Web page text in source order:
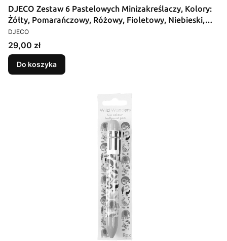
DJECO Zestaw 6 Pastelowych Minizakreślaczy, Kolory:
Żółty, Pomarańczowy, Różowy, Fioletowy, Niebieski,
Zielony, Przezroczyste Etui
PRODUCENT
DJECO
Cena
29,00 zł
Do koszyka